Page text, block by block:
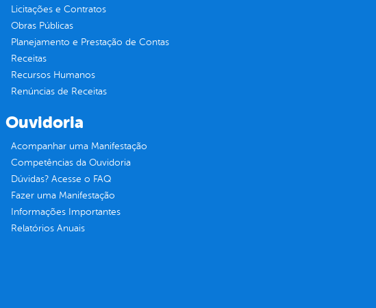
Licitações e Contratos
Obras Públicas
Planejamento e Prestação de Contas
Receitas
Recursos Humanos
Renúncias de Receitas
Ouvidoria
Acompanhar uma Manifestação
Competências da Ouvidoria
Dúvidas? Acesse o FAQ
Fazer uma Manifestação
Informações Importantes
Relatórios Anuais